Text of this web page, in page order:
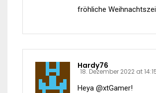
fröhliche
Hardy76
18. Dezember 2022 at
Heya @xtGamer!